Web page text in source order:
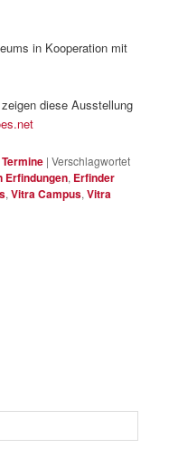
in Kooperation mit
diese Ausstellung
Termine |Verschlagwortet
Erfindungen, Erfinder
,Vitra Campus,Vitra